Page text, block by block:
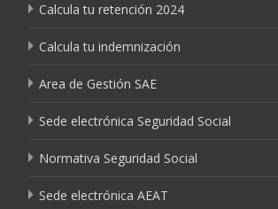
Calcula tu retención 2024
Calcula tu indemnización
Area de Gestión SAE
Sede electrónica Seguridad Social
Normativa Seguridad Social
Sede electrónica AEAT